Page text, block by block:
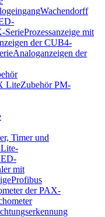
Wachendorff
SerieProzessanzeige mit
der CUB4-
Analoganzeigen der
LiteZubehör PM-
Timer und
mit
Profibus
der PAX-